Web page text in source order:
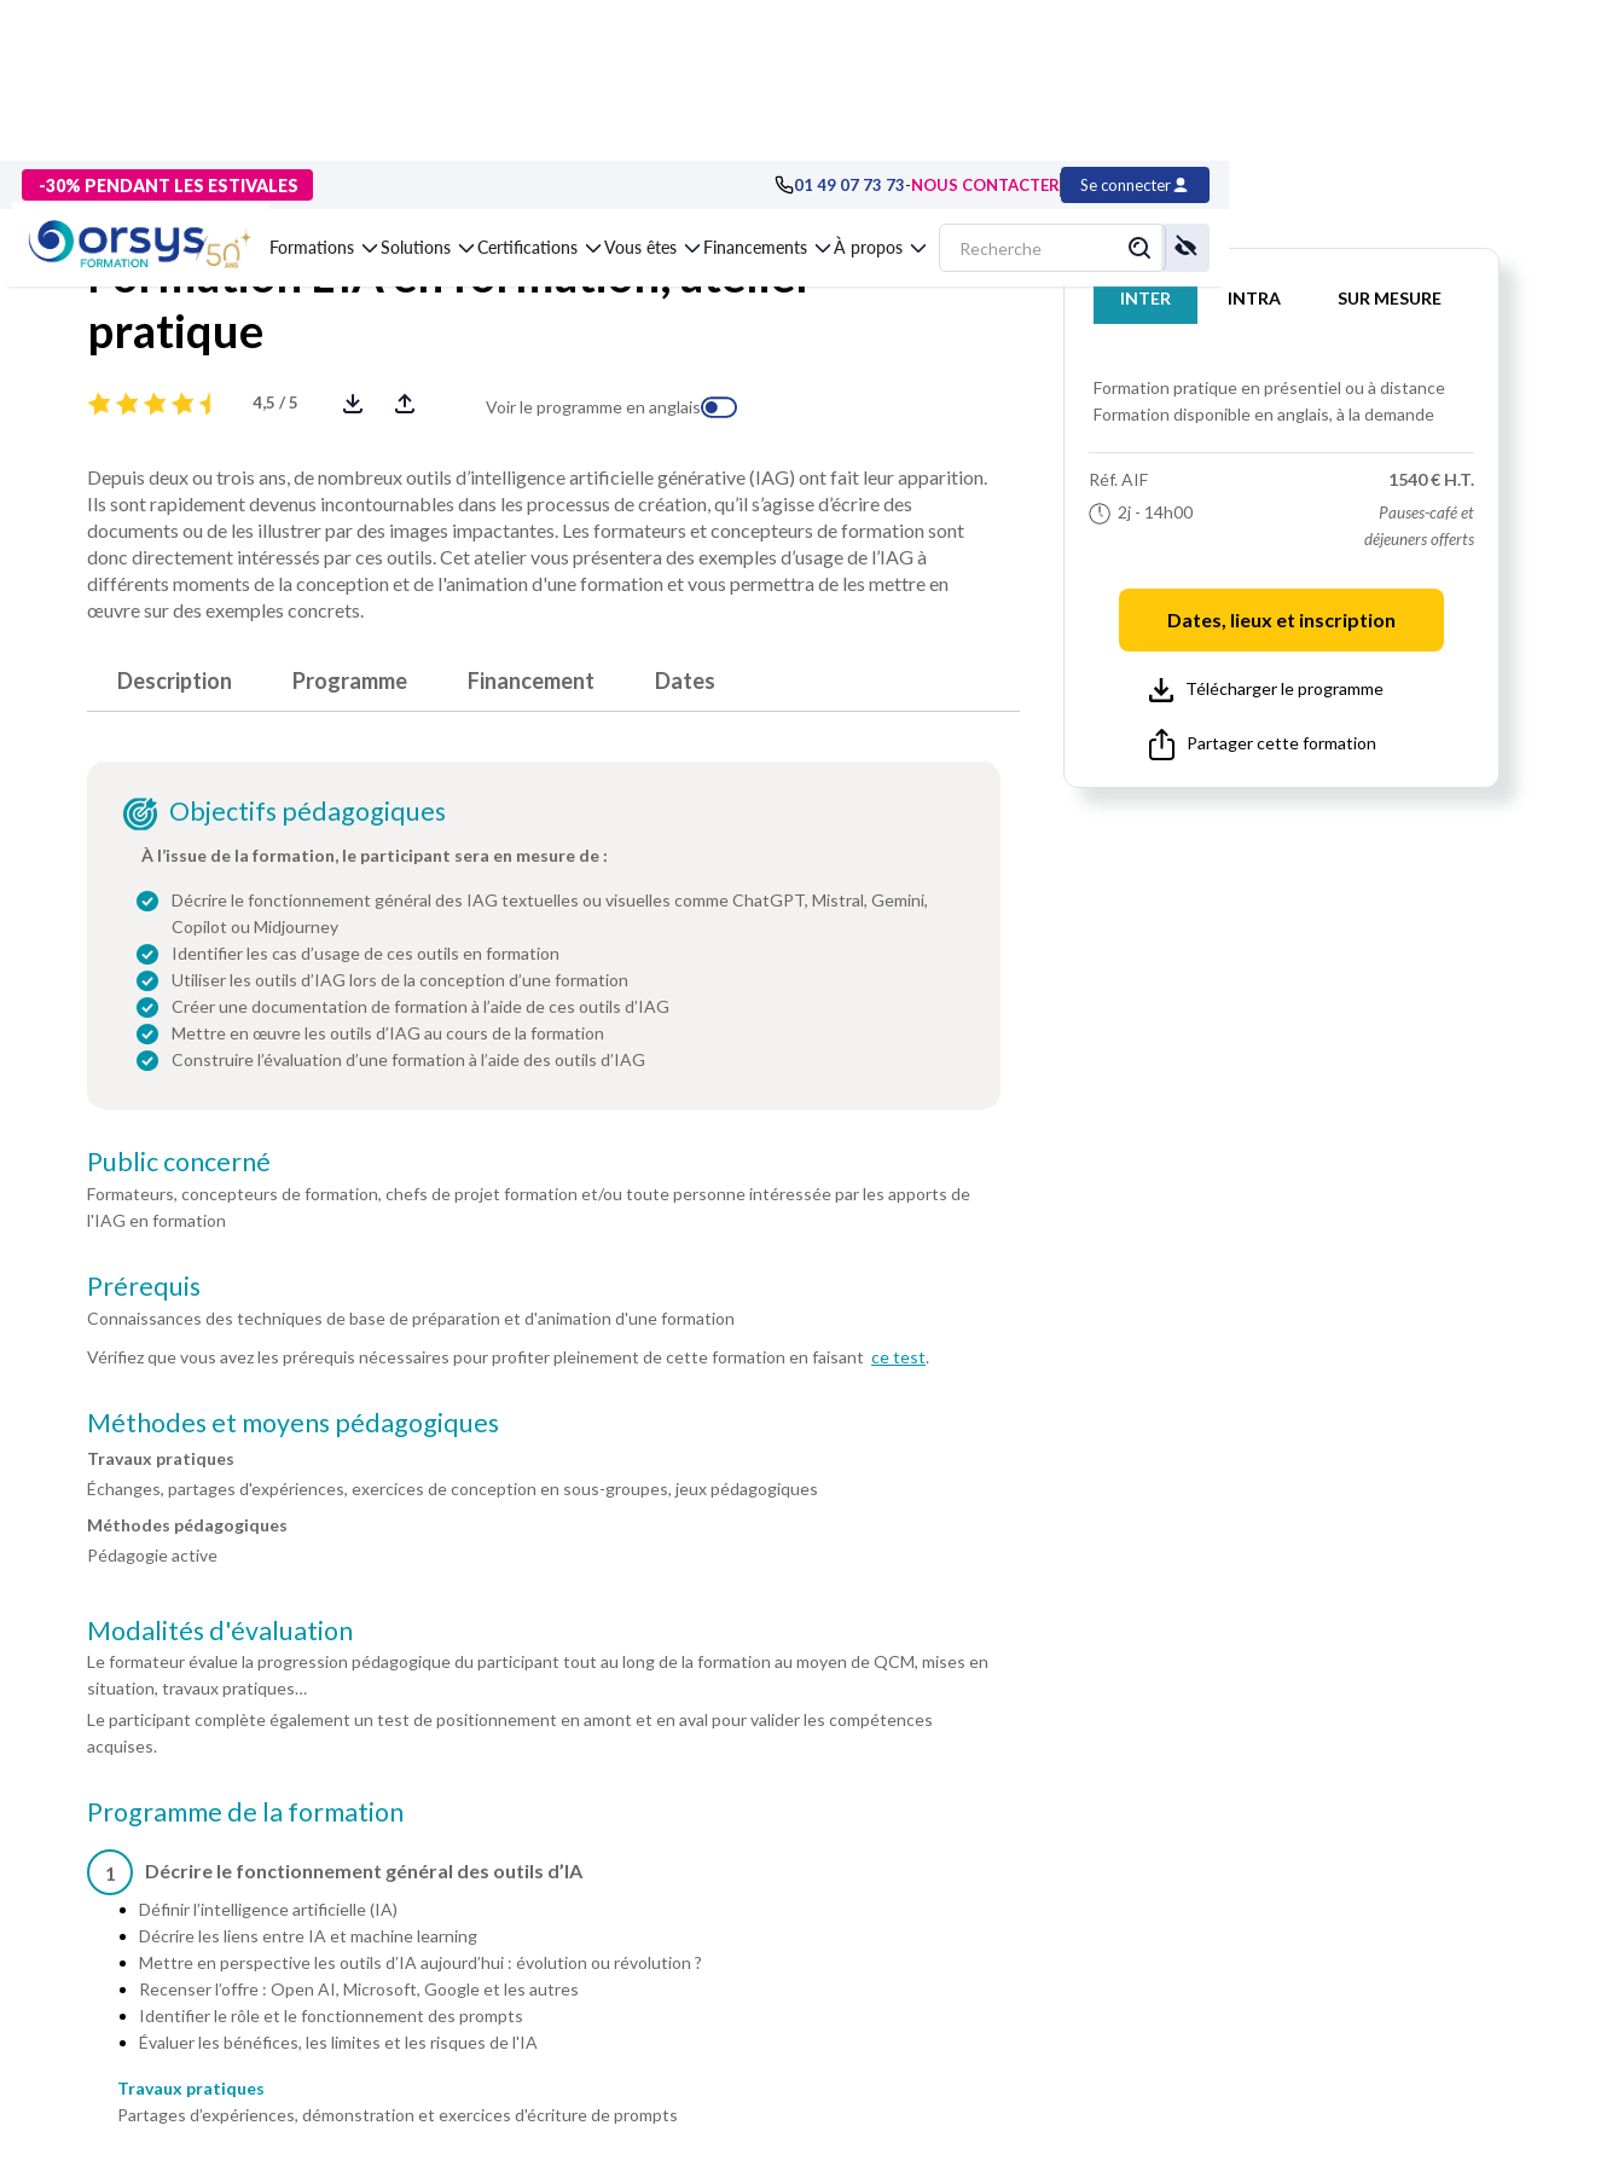
-30% PENDANT LES ESTIVALES 01 49 07 73 73-NOUS CONTACTER Se connecter
Formations Solutions Certifications Vous êtes Financements À propos
> Formations>Compétences métiers Formation L'IA en formation, atelier pratique
Formation L'IA en formation, atelier
pratique
4,5 / 5 Voir le programme en anglais
INTER INTRA SUR MESURE
Formation pratique en présentiel ou à distance
Formation disponible en anglais, à la demande
Réf. AIF
2j - 14h00
1540 € H.T.
Pauses-café et
déjeuners offerts
Dates, lieux et inscription
Télécharger le programme
Partager cette formation
Depuis deux ou trois ans, de nombreux outils d’intelligence artificielle générative (IAG) ont fait leur apparition.
Ils sont rapidement devenus incontournables dans les processus de création, qu’il s’agisse d’écrire des
documents ou de les illustrer par des images impactantes. Les formateurs et concepteurs de formation sont
donc directement intéressés par ces outils. Cet atelier vous présentera des exemples d’usage de l’IAG à
différents moments de la conception et de l'animation d'une formation et vous permettra de les mettre en
œuvre sur des exemples concrets.
Description Programme Financement Dates
Objectifs pédagogiques
À l’issue de la formation, le participant sera en mesure de :
Décrire le fonctionnement général des IAG textuelles ou visuelles comme ChatGPT, Mistral, Gemini,
Copilot ou Midjourney
Identifier les cas d’usage de ces outils en formation
Utiliser les outils d’IAG lors de la conception d’une formation
Créer une documentation de formation à l’aide de ces outils d’IAG
Mettre en œuvre les outils d’IAG au cours de la formation
Construire l’évaluation d’une formation à l’aide des outils d’IAG
Public concerné
Formateurs, concepteurs de formation, chefs de projet formation et/ou toute personne intéressée par les apports de
l'IAG en formation
Prérequis
Connaissances des techniques de base de préparation et d'animation d'une formation
Vérifiez que vous avez les prérequis nécessaires pour profiter pleinement de cette formation en faisant ce test.
Méthodes et moyens pédagogiques
Travaux pratiques
Échanges, partages d'expériences, exercices de conception en sous-groupes, jeux pédagogiques
Méthodes pédagogiques
Pédagogie active
Modalités d'évaluation
Le formateur évalue la progression pédagogique du participant tout au long de la formation au moyen de QCM, mises en
situation, travaux pratiques…
Le participant complète également un test de positionnement en amont et en aval pour valider les compétences
acquises.
Programme de la formation
1 Décrire le fonctionnement général des outils d’IA
Définir l’intelligence artificielle (IA)
Décrire les liens entre IA et machine learning
Mettre en perspective les outils d’IA aujourd’hui : évolution ou révolution ?
Recenser l’offre : Open AI, Microsoft, Google et les autres
Identifier le rôle et le fonctionnement des prompts
Évaluer les bénéfices, les limites et les risques de l'IA
Travaux pratiques
Partages d’expériences, démonstration et exercices d'écriture de prompts